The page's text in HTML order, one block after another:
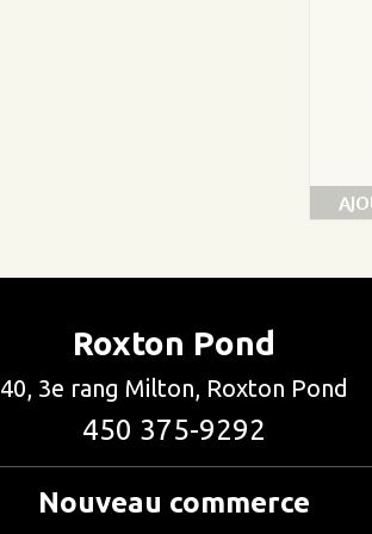
Roxton Pond
40, 3e rang Milton, Roxton Pond
450 375-9292
Nouveau commerce